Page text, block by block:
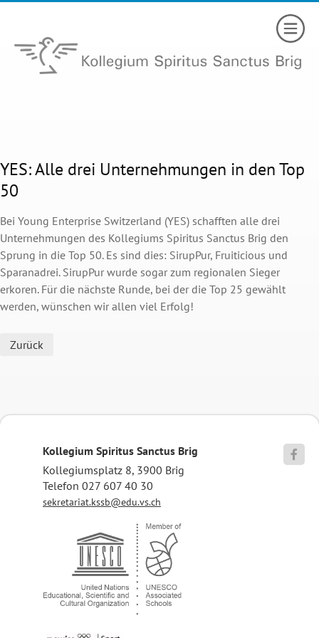
YES: Alle drei Unternehmungen in den Top
50
Bei Young Enterprise Switzerland (YES) schafften alle drei
Unternehmungen des Kollegiums Spiritus Sanctus Brig den
Sprung in die Top 50. Es sind dies: SirupPur, Fruiticious und
Sparanadrei. SirupPur wurde sogar zum regionalen Sieger
erkoren. Für die nächste Runde, bei der die Top 25 gewählt
werden, wünschen wir allen viel Erfolg!
Zurück
Kollegium Spiritus Sanctus Brig
Kollegiumsplatz 8, 3900 Brig
Telefon 027 607 40 30
sekretariat.kssb@edu.vs.ch
